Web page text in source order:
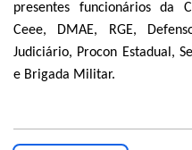
presentes funcionários da
Ceee, DMAE, RGE,
Judiciário, Procon Estadual,
e Brigada Militar.